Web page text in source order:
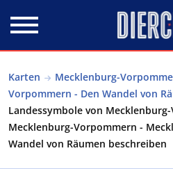
Karten Mecklenburg-
Vorpommern - Den Wandel von
Landessymbole von
Mecklenburg-Vorpommern -
Wandel von Räumen beschreiben